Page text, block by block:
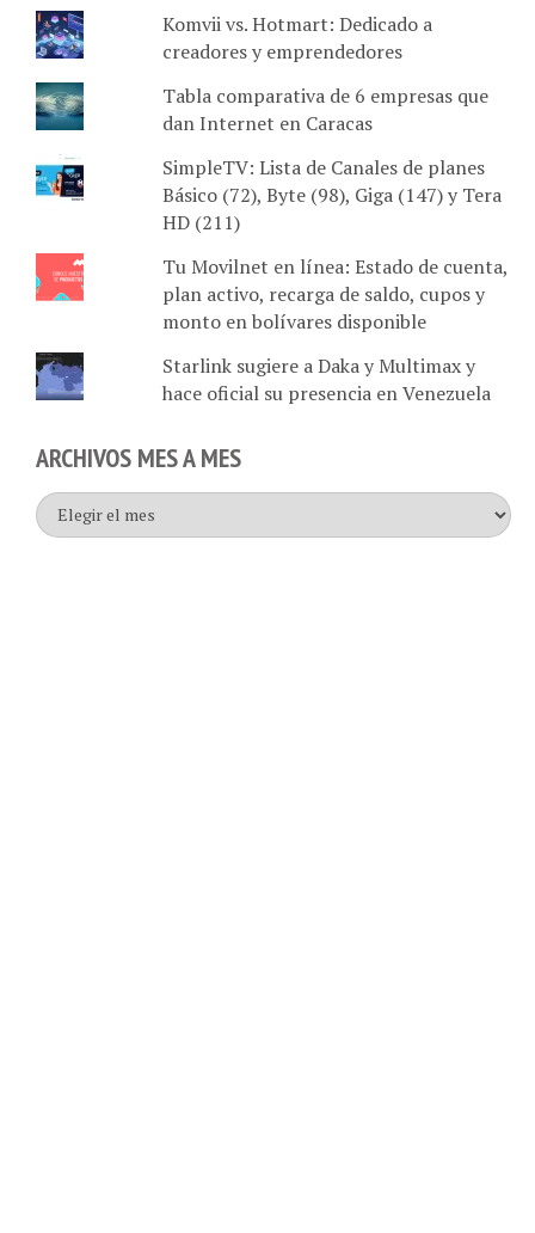
Komvii vs. Hotmart: Dedicado a
creadores y emprendedores
Tabla comparativa de 6 empresas que
dan Internet en Caracas
SimpleTV: Lista de Canales de planes
Básico (72), Byte (98), Giga (147) y Tera
HD (211)
Tu Movilnet en línea: Estado de cuenta,
plan activo, recarga de saldo, cupos y
monto en bolívares disponible
Starlink sugiere a Daka y Multimax y
hace oficial su presencia en Venezuela
ARCHIVOS MES A MES
Archivos
mes